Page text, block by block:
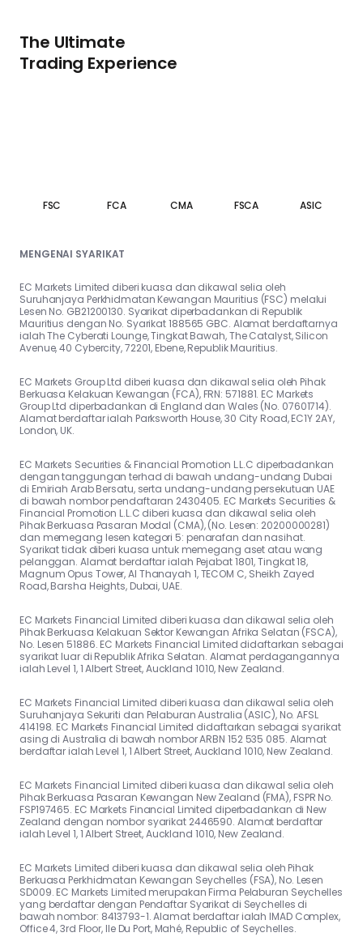
The Ultimate
Trading Experience
FSC FCA CMA FSCA ASIC
MENGENAI SYARIKAT
EC Markets Limited diberi kuasa dan dikawal selia oleh
Suruhanjaya Perkhidmatan Kewangan Mauritius (FSC) melalui
Lesen No. GB21200130. Syarikat diperbadankan di Republik
Mauritius dengan No. Syarikat 188565 GBC. Alamat berdaftarnya
ialah The Cyberati Lounge, Tingkat Bawah, The Catalyst, Silicon
Avenue, 40 Cybercity, 72201, Ebene, Republik Mauritius.
EC Markets Group Ltd diberi kuasa dan dikawal selia oleh Pihak
Berkuasa Kelakuan Kewangan (FCA), FRN: 571881. EC Markets
Group Ltd diperbadankan di England dan Wales (No. 07601714).
Alamat berdaftar ialah Parksworth House, 30 City Road, EC1Y 2AY,
London, UK.
EC Markets Securities & Financial Promotion L.L.C diperbadankan
dengan tanggungan terhad di bawah undang-undang Dubai
di Emiriah Arab Bersatu, serta undang-undang persekutuan UAE
di bawah nombor pendaftaran 2430405. EC Markets Securities &
Financial Promotion L.L.C diberi kuasa dan dikawal selia oleh
Pihak Berkuasa Pasaran Modal (CMA), (No. Lesen: 20200000281)
dan memegang lesen kategori 5: penarafan dan nasihat.
Syarikat tidak diberi kuasa untuk memegang aset atau wang
pelanggan. Alamat berdaftar ialah Pejabat 1801, Tingkat 18,
Magnum Opus Tower, Al Thanayah 1, TECOM C, Sheikh Zayed
Road, Barsha Heights, Dubai, UAE.
EC Markets Financial Limited diberi kuasa dan dikawal selia oleh
Pihak Berkuasa Kelakuan Sektor Kewangan Afrika Selatan (FSCA),
No. Lesen 51886. EC Markets Financial Limited didaftarkan sebagai
syarikat luar di Republik Afrika Selatan. Alamat perdagangannya
ialah Level 1, 1 Albert Street, Auckland 1010, New Zealand.
EC Markets Financial Limited diberi kuasa dan dikawal selia oleh
Suruhanjaya Sekuriti dan Pelaburan Australia (ASIC), No. AFSL
414198. EC Markets Financial Limited didaftarkan sebagai syarikat
asing di Australia di bawah nombor ARBN 152 535 085. Alamat
berdaftar ialah Level 1, 1 Albert Street, Auckland 1010, New Zealand.
EC Markets Financial Limited diberi kuasa dan dikawal selia oleh
Pihak Berkuasa Pasaran Kewangan New Zealand (FMA), FSPR No.
FSP197465. EC Markets Financial Limited diperbadankan di New
Zealand dengan nombor syarikat 2446590. Alamat berdaftar
ialah Level 1, 1 Albert Street, Auckland 1010, New Zealand.
EC Markets Limited diberi kuasa dan dikawal selia oleh Pihak
Berkuasa Perkhidmatan Kewangan Seychelles (FSA), No. Lesen
SD009. EC Markets Limited merupakan Firma Pelaburan Seychelles
yang berdaftar dengan Pendaftar Syarikat di Seychelles di
bawah nombor: 8413793-1. Alamat berdaftar ialah IMAD Complex,
Office 4, 3rd Floor, Ile Du Port, Mahé, Republic of Seychelles.